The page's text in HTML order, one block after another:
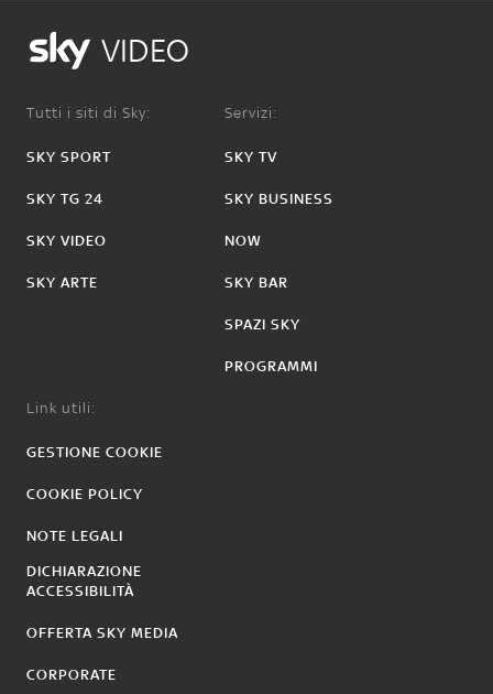
VIDEO
Tutti i siti di Sky:
SKY SPORT
SKY TG 24
SKY VIDEO
SKY ARTE
Servizi:
SKY TV
SKY BUSINESS
NOW
SKY BAR
SPAZI SKY
PROGRAMMI
Link utili:
GESTIONE COOKIE
COOKIE POLICY
NOTE LEGALI
DICHIARAZIONE
ACCESSIBILITÀ
OFFERTA SKY MEDIA
CORPORATE